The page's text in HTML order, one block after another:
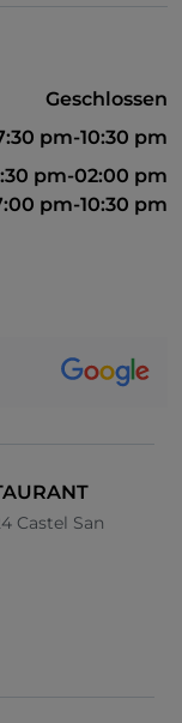
Geschlossen
pm-10:30 pm
pm-02:00 pm
pm-10:30 pm
Castel San